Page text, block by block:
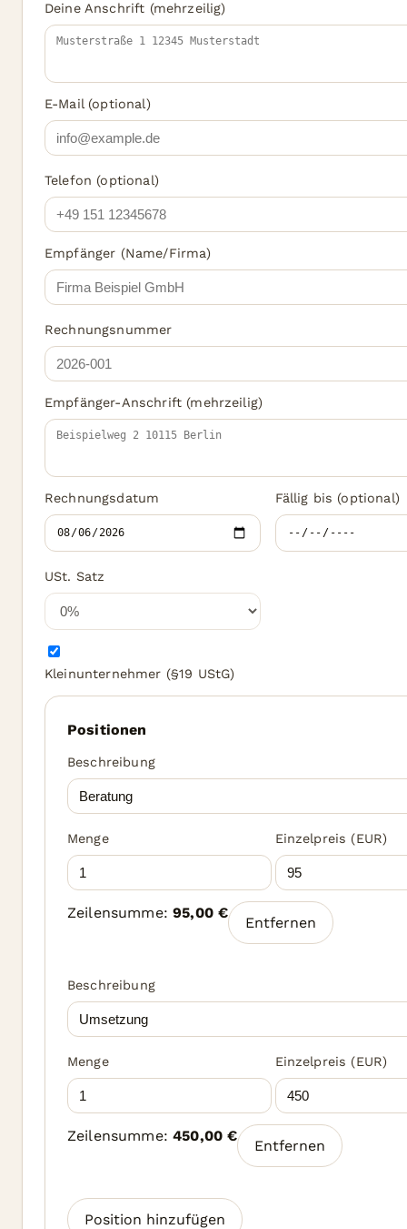
Deine Anschrift (mehrzeilig)
E-Mail (optional)
Telefon (optional)
Empfänger (Name/Firma)
Rechnungsnummer
Empfänger-Anschrift (mehrzeilig)
Rechnungsdatum Fällig bis (optional)
USt. Satz
Kleinunternehmer (§19 UStG)
Positionen
Beschreibung
Menge Einzelpreis (EUR)
Zeilensumme:95,00 €
Entfernen
Beschreibung
Menge Einzelpreis (EUR)
Zeilensumme:450,00 €
Entfernen
Position hinzufügen